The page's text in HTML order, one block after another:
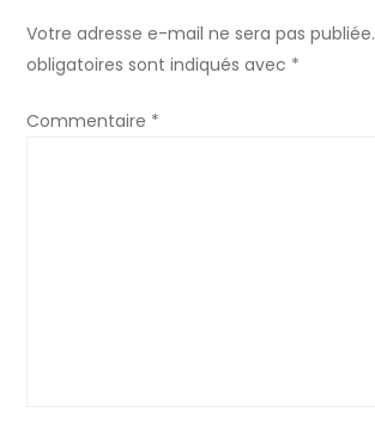
a
t
Votre adresse e-mail ne sera pas publiée.
obligatoires sont indiqués avec *
Commentaire *